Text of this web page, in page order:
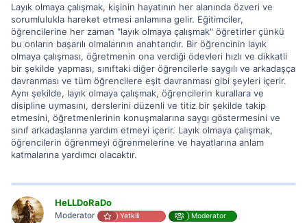
Layık olmaya çalışmak, kişinin hayatının her alanında özveri ve
sorumlulukla hareket etmesi anlamına gelir. Eğitimciler,
öğrencilerine her zaman "layık olmaya çalışmak" öğretirler çünkü
bu onların başarılı olmalarının anahtarıdır. Bir öğrencinin layık
olmaya çalışması, öğretmenin ona verdiği ödevleri hızlı ve dikkatli
bir şekilde yapması, sınıftaki diğer öğrencilerle saygılı ve arkadaşça
davranması ve tüm öğrencilere eşit davranması gibi şeyleri içerir.
Aynı şekilde, layık olmaya çalışmak, öğrencilerin kurallara ve
disipline uymasını, derslerini düzenli ve titiz bir şekilde takip
etmesini, öğretmenlerinin konuşmalarına saygı göstermesini ve
sınıf arkadaşlarına yardım etmeyi içerir. Layık olmaya çalışmak,
öğrencilerin öğrenmeyi öğrenmelerine ve hayatlarına anlam
katmalarına yardımcı olacaktır.
HeLLDoRaDo
Moderator Yetkili
Moderator